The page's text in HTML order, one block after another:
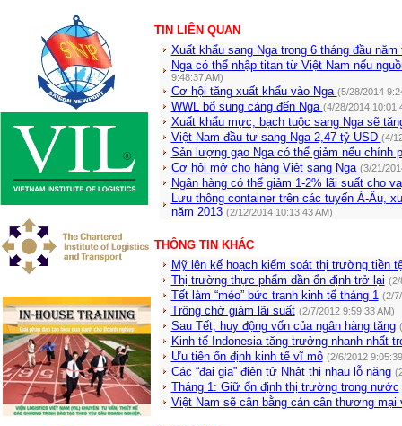
TIN LIÊN QUAN
Xuất khẩu sang Nga trong 6 tháng đầu
Nga có thể nhập titan từ Việt Nam nếu
9:48:37 AM)
Cơ hội tăng xuất khẩu vào Nga (5/28/2014
WWL bổ sung cảng đến Nga (4/28/2014
Xuất khẩu mực, bạch tuộc sang Nga sẽ
Việt Nam đầu tư sang Nga 2,47 tỷ USD (4/
Sản lượng gạo Nga có thể giảm nếu chính
Cơ hội mở cho hàng Việt sang Nga (3/21/
Ngân hàng có thể giảm 1-2% lãi suất cho
Lưu thông container trên các tuyến Á-Âu,
năm 2013 (2/12/2014 10:13:43 AM)
THÔNG TIN KHÁC
Mỹ lên kế hoạch kiểm soát thị trường tiền
Thị trường thực phẩm dần ổn định trở lại (2/
Tết làm “méo” bức tranh kinh tế tháng 1 (2/
Trông chờ giảm lãi suất (2/7/2012 9:59:33 AM)
Sau Tết, huy động vốn của ngân hàng tăng
Kinh tế Indonesia tăng trưởng nhanh nhất
Ưu tiên ổn định kinh tế vĩ mô (2/6/2012
Các “đại gia” điện tử Nhật thi nhau lỗ nặng
Tháng 1: Giữ ổn định thị trường trong nước
Việt Nam sẽ cân bằng cán cân thương mại